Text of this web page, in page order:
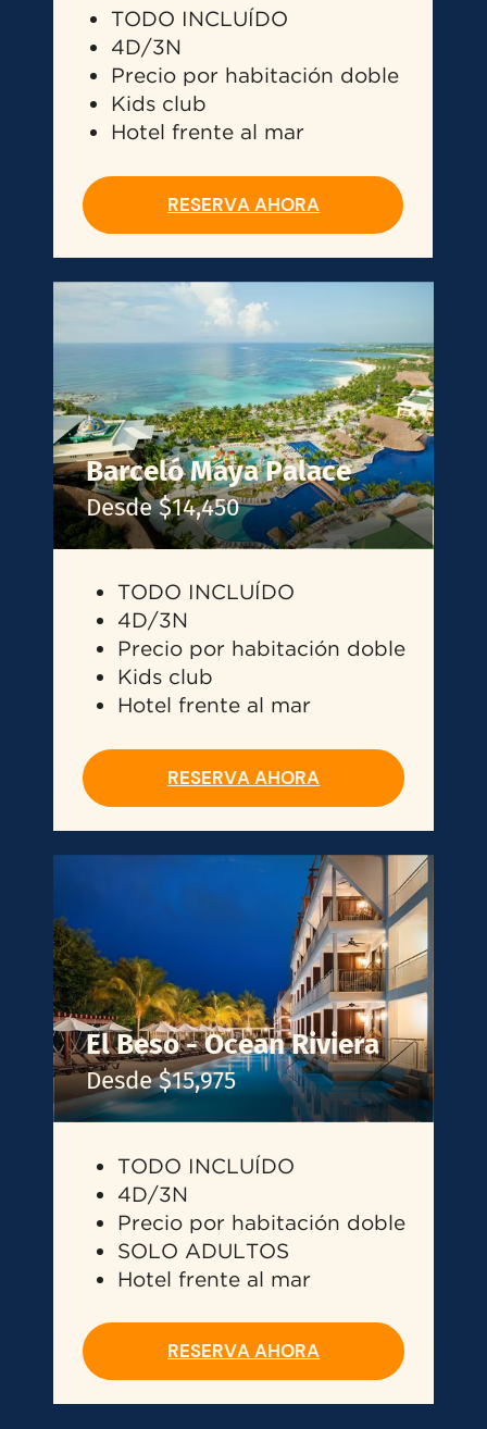
TODO INCLUÍDO
4D/3N
Precio por habitación doble
Kids club
Hotel frente al mar
RESERVA AHORA
Barceló Maya Palace
Desde $14,450
TODO INCLUÍDO
4D/3N
Precio por habitación doble
Kids club
Hotel frente al mar
RESERVA AHORA
El Beso - Ocean Riviera
Desde $15,975
TODO INCLUÍDO
4D/3N
Precio por habitación doble
SOLO ADULTOS
Hotel frente al mar
RESERVA AHORA